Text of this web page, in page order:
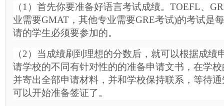
（1）首先你要准备好语言考试成绩。TOEFL、
业需要GMAT，其他专业需要GRE考试)的考试是
请的学生必须要参加的。
（2）当成绩刷到理想的分数后，就可以根据成绩
请学校的不同有针对性的的准备申请文书，在学
并寄出全部申请材料，并和学校保持联系，等待
可以开始准备签证了。